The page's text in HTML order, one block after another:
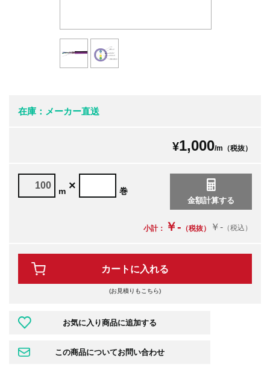
在庫：メーカー直送
¥1,000/m（税抜）
m × 巻
小計： ￥- （税抜） ￥- （税込）
カートに入れる
(お見積りもこちら)